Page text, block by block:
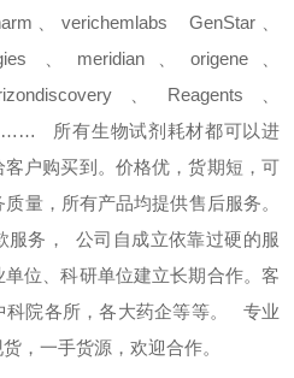
、verichemlabs GenStar
meridian、 origene、
、 Reagents
所有生物试剂耗材都可以进
户购买到。价格优，货期短，可
量，所有产品均提供售后服务。
务，
公司自成立依靠过硬的服
位、科研单位建立长期合作。客
院各所，各大药企等等。
专业
，一手货源，欢迎合作。